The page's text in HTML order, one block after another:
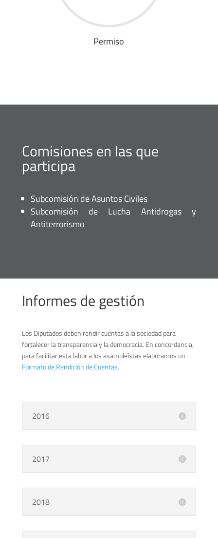
Permiso
Comisiones en las que
participa
Subcomisión de Asuntos Civiles
Subcomisión de Lucha Antidrogas y
Antiterrorismo
Informes de gestión
Los Diputados deben rendir cuentas a la sociedad para
fortalecer la transparencia y la democracia. En concordancia,
para facilitar esta labor a los asambleístas elaboramos un
Formato de Rendición de Cuentas.
2016
2017
2018